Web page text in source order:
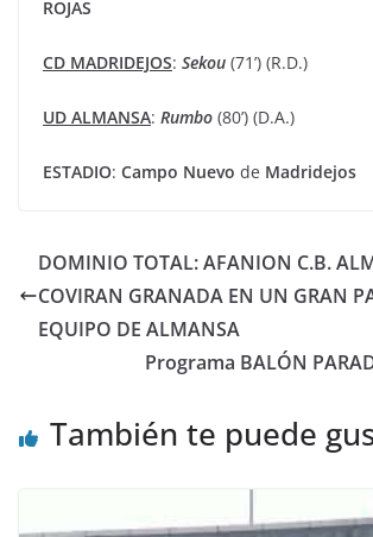
ROJAS
CD MADRIDEJOS: Sekou (71’) (R.D.)
UD ALMANSA: Rumbo (80’) (D.A.)
ESTADIO: Campo Nuevo de Madridejos
DOMINIO TOTAL: AFANION C.B.
COVIRAN GRANADA EN UN GRAN
EQUIPO DE ALMANSA
Programa BALÓN
También te puede